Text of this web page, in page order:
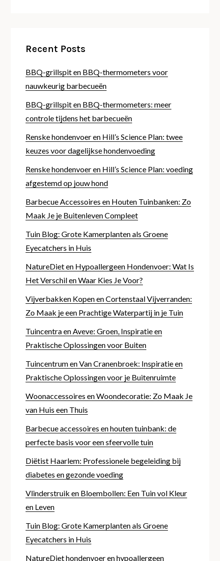
Recent Posts
BBQ-grillspit en BBQ-thermometers voor
nauwkeurig barbecueën
BBQ-grillspit en BBQ-thermometers: meer
controle tijdens het barbecueën
Renske hondenvoer en Hill’s Science Plan: twee
keuzes voor dagelijkse hondenvoeding
Renske hondenvoer en Hill’s Science Plan: voeding
afgestemd op jouw hond
Barbecue Accessoires en Houten Tuinbanken: Zo
Maak Je je Buitenleven Compleet
Tuin Blog: Grote Kamerplanten als Groene
Eyecatchers in Huis
NatureDiet en Hypoallergeen Hondenvoer: Wat Is
Het Verschil en Waar Kies Je Voor?
Vijverbakken Kopen en Cortenstaal Vijverranden:
Zo Maak je een Prachtige Waterpartij in je Tuin
Tuincentra en Aveve: Groen, Inspiratie en
Praktische Oplossingen voor Buiten
Tuincentrum en Van Cranenbroek: Inspiratie en
Praktische Oplossingen voor je Buitenruimte
Woonaccessoires en Woondecoratie: Zo Maak Je
van Huis een Thuis
Barbecue accessoires en houten tuinbank: de
perfecte basis voor een sfeervolle tuin
Diëtist Haarlem: Professionele begeleiding bij
diabetes en gezonde voeding
Vlinderstruik en Bloembollen: Een Tuin vol Kleur
en Leven
Tuin Blog: Grote Kamerplanten als Groene
Eyecatchers in Huis
NatureDiet hondenvoer en hypoallergeen